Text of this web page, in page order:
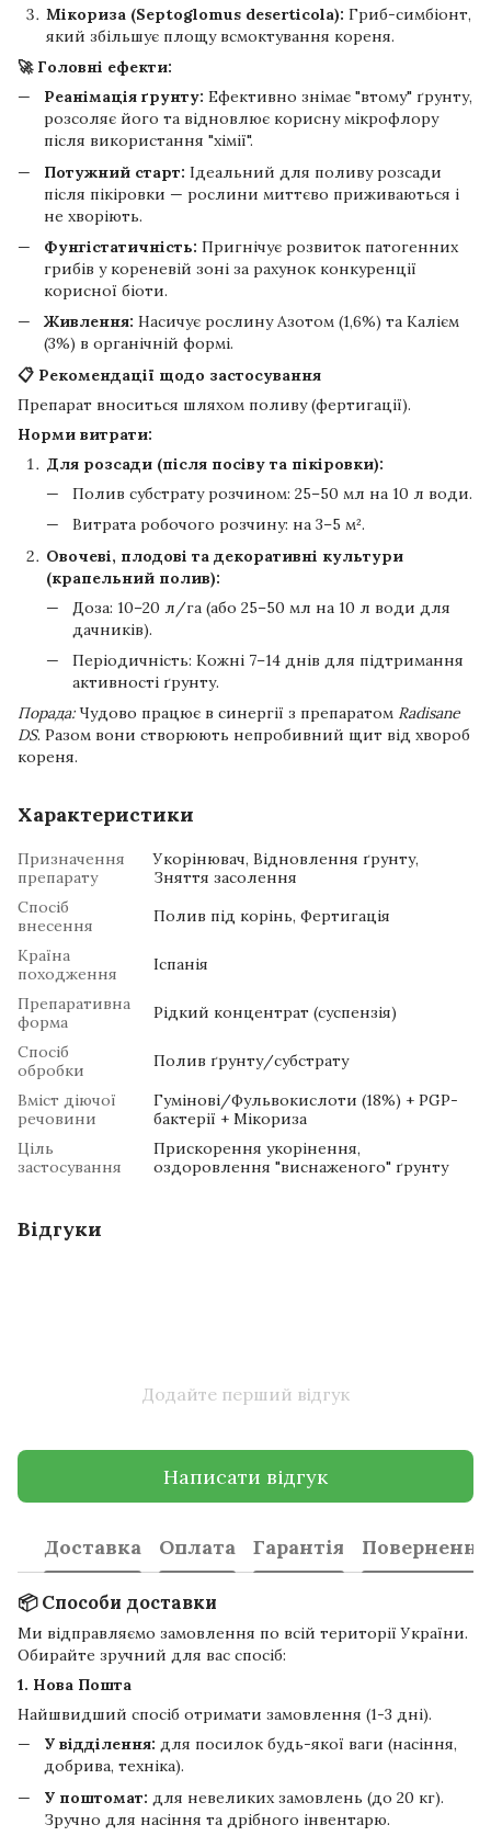
Мікориза (Septoglomus deserticola): Гриб-симбіонт,
який збільшує площу всмоктування кореня.
🚀 Головні ефекти:
Реанімація ґрунту: Ефективно знімає "втому" ґрунту,
розсоляє його та відновлює корисну мікрофлору
після використання "хімії".
Потужний старт: Ідеальний для поливу розсади
після пікіровки — рослини миттєво приживаються і
не хворіють.
Фунгістатичність: Пригнічує розвиток патогенних
грибів у кореневій зоні за рахунок конкуренції
корисної біоти.
Живлення: Насичує рослину Азотом (1,6%) та Калієм
(3%) в органічній формі.
📋 Рекомендації щодо застосування
Препарат вноситься шляхом поливу (фертигації).
Норми витрати:
Для розсади (після посіву та пікіровки):
Полив субстрату розчином: 25–50 мл на 10 л води.
Витрата робочого розчину: на 3–5 м².
Овочеві, плодові та декоративні культури
(крапельний полив):
Доза: 10–20 л/га (або 25–50 мл на 10 л води для
дачників).
Періодичність: Кожні 7–14 днів для підтримання
активності ґрунту.
Порада:Чудово працює в синергії з препаратом Radisane
DS. Разом вони створюють непробивний щит від хвороб
кореня.
Характеристики
Призначення
препарату
Укорінювач, Відновлення ґрунту,
Зняття засолення
Спосіб
внесення
Полив під корінь, Фертигація
Країна
походження
Іспанія
Препаративна
форма
Рідкий концентрат (суспензія)
Спосіб
обробки
Полив ґрунту/субстрату
Вміст діючої
речовини
Гумінові/Фульвокислоти (18%) + PGP-
бактерії + Мікориза
Ціль
застосування
Прискорення укорінення,
оздоровлення "виснаженого" ґрунту
Відгуки
Додайте перший відгук
Написати відгук
Доставка Оплата Гарантія Повернення
📦 Способи доставки
Ми відправляємо замовлення по всій території України.
Обирайте зручний для вас спосіб:
1. Нова Пошта
Найшвидший спосіб отримати замовлення (1-3 дні).
У відділення: для посилок будь-якої ваги (насіння,
добрива, техніка).
У поштомат: для невеликих замовлень (до 20 кг).
Зручно для насіння та дрібного інвентарю.